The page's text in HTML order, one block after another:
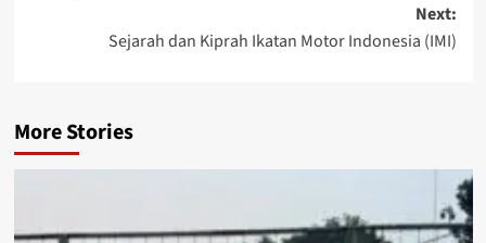
Next:
Sejarah dan Kiprah Ikatan Motor Indonesia (IMI)
More Stories